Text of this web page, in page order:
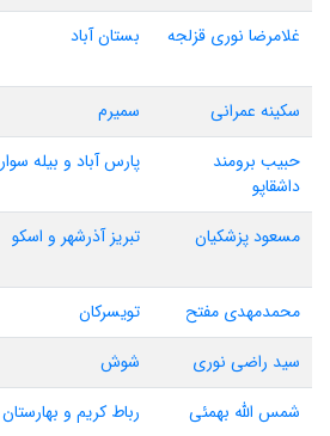
غلامرضا نوری قزلجه بستان آباد
سکینه عمرانی
سمیرم
حبیب برومند
داشقاپو
پارس آباد و بیله سوار
مسعود پزشکیان تبریز آذرشهر و اسکو
محمدمهدی مفتح
تویسرکان
سید راضی نوری
شوش
شمس الله بهمئی
رباط کریم و بهارستان